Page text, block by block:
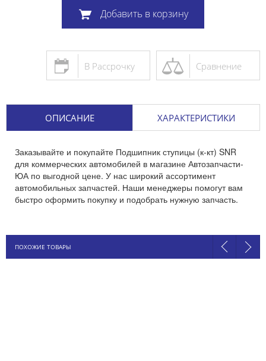
Добавить в корзину
Сравнение
В Рассрочку
ОПИСАНИЕ ХАРАКТЕРИСТИКИ
Заказывайте и покупайте Подшипник ступицы (к-кт) SNR
для коммерческих автомобилей в магазине Автозапчасти-
ЮА по выгодной цене. У нас широкий ассортимент
автомобильных запчастей. Наши менеджеры помогут вам
быстро оформить покупку и подобрать нужную запчасть.
ПОХОЖИЕ ТОВАРЫ